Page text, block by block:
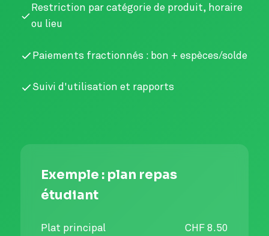
Restriction par catégorie de produit, horaire
ou lieu
Paiements fractionnés : bon + espèces/solde
Suivi d'utilisation et rapports
Exemple : plan repas
étudiant
Plat principal CHF 8.50